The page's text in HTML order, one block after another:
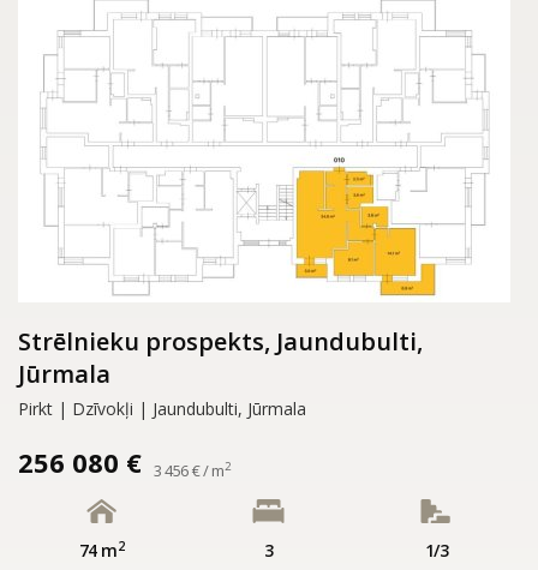
Strēlnieku prospekts, Jaundubulti,
Jūrmala
Pirkt | Dzīvokļi | Jaundubulti, Jūrmala
256 080 € 3 456 € / m2
74 m2 3 1/3